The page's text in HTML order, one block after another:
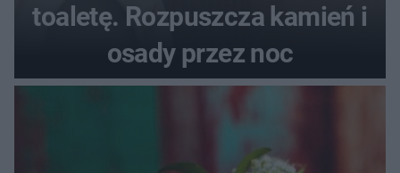
toaletę. Rozpuszcza kamień i
osady przez noc